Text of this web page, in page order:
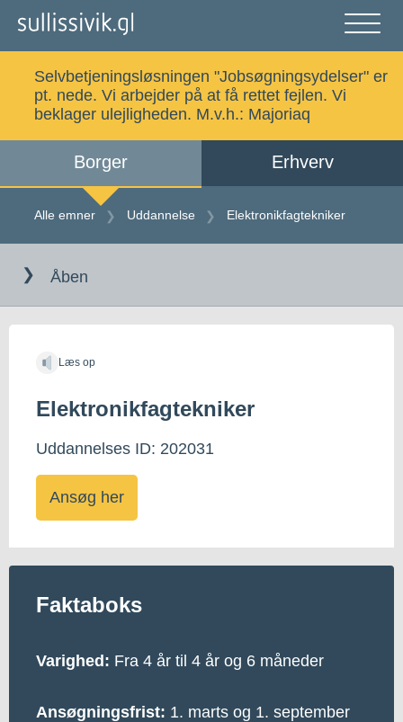
luk
Alle emner Selvbetjening
Kalaallisut
Selvbetjeningsløsningen "Jobsøgningsydelser" er
pt. nede. Vi arbejder på at få rettet fejlen. Vi
beklager ulejligheden. M.v.h.: Majoriaq
Borger Erhverv
Alle emner Uddannelse Elektronikfagtekniker
indholdet
Åben
Læs op
Elektronikfagtekniker
Uddannelses ID: 202031
Ansøg her
Faktaboks
Varighed: Fra 4 år til 4 år og 6 måneder
Ansøgningsfrist: 1. marts og 1. september